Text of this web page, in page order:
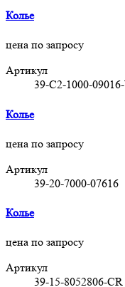
Колье
цена по запросу
Артикул
39-C2-1000-
Колье
цена по запросу
Артикул
39-20-7000-07616
Колье
цена по запросу
Артикул
39-15-8052806-CR